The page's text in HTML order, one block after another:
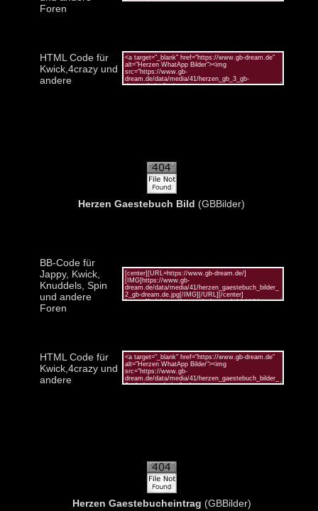
Foren
HTML Code für
Kwick,4crazy und
andere
Herzen Gaestebuch Bild (GBBilder)
BB-Code für
Jappy, Kwick,
Knuddels, Spin
und andere
Foren
HTML Code für
Kwick,4crazy und
andere
Herzen Gaestebucheintrag (GBBilder)